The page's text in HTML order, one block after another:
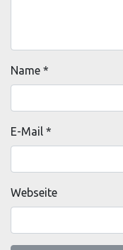
Name *
E-Mail *
Webseite